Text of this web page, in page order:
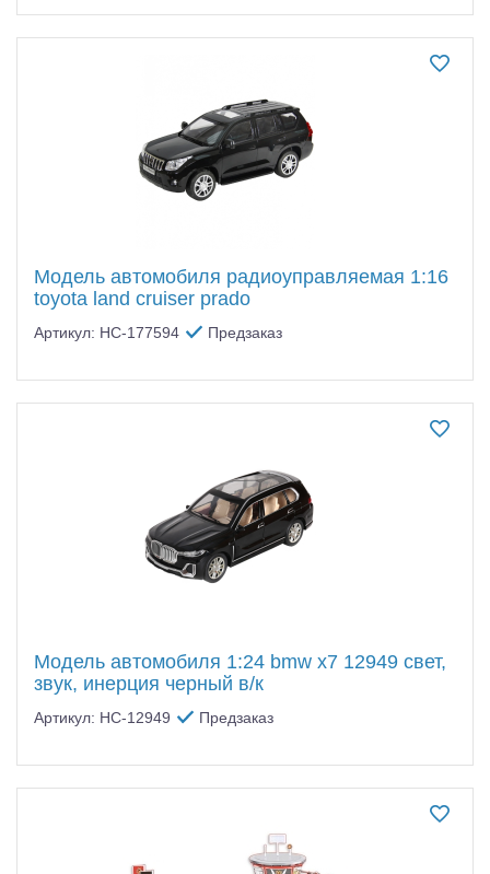
Модель автомобиля радиоуправляемая 1:16
toyota land cruiser prado
Артикул: HC-177594 Предзаказ
Модель автомобиля 1:24 bmw x7 12949 свет,
звук, инерция черный в/к
Артикул: HC-12949 Предзаказ